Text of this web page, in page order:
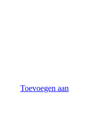
Toevoegen aan